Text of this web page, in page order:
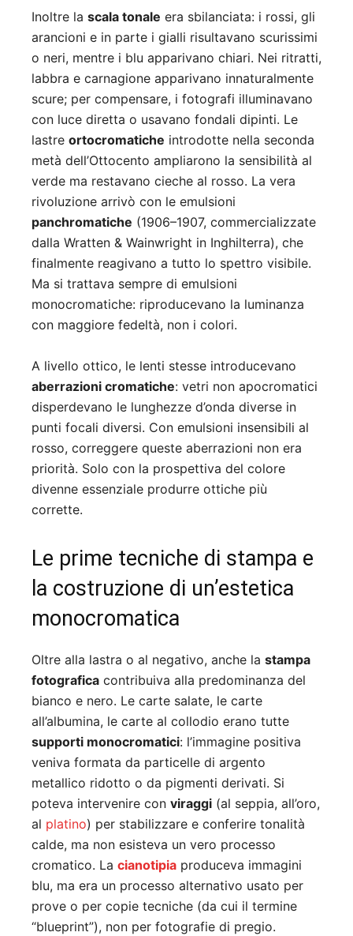
Inoltre la scala tonale era sbilanciata: i rossi, gli
arancioni e in parte i gialli risultavano scurissimi
o neri, mentre i blu apparivano chiari. Nei ritratti,
labbra e carnagione apparivano innaturalmente
scure; per compensare, i fotografi illuminavano
con luce diretta o usavano fondali dipinti. Le
lastre ortocromatiche introdotte nella seconda
metà dell’Ottocento ampliarono la sensibilità al
verde ma restavano cieche al rosso. La vera
rivoluzione arrivò con le emulsioni
panchromatiche (1906–1907, commercializzate
dalla Wratten & Wainwright in Inghilterra), che
finalmente reagivano a tutto lo spettro visibile.
Ma si trattava sempre di emulsioni
monocromatiche: riproducevano la luminanza
con maggiore fedeltà, non i colori.
A livello ottico, le lenti stesse introducevano
aberrazioni cromatiche: vetri non apocromatici
disperdevano le lunghezze d’onda diverse in
punti focali diversi. Con emulsioni insensibili al
rosso, correggere queste aberrazioni non era
priorità. Solo con la prospettiva del colore
divenne essenziale produrre ottiche più
corrette.
Le prime tecniche di stampa e
la costruzione di un’estetica
monocromatica
Oltre alla lastra o al negativo, anche la stampa
fotografica contribuiva alla predominanza del
bianco e nero. Le carte salate, le carte
all’albumina, le carte al collodio erano tutte
supporti monocromatici: l’immagine positiva
veniva formata da particelle di argento
metallico ridotto o da pigmenti derivati. Si
poteva intervenire con viraggi (al seppia, all’oro,
al platino) per stabilizzare e conferire tonalità
calde, ma non esisteva un vero processo
cromatico. La cianotipia produceva immagini
blu, ma era un processo alternativo usato per
prove o per copie tecniche (da cui il termine
“blueprint”), non per fotografie di pregio.